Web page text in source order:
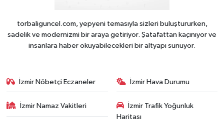
torbaliguncel.com, yepyeni temasıyla sizleri buluştururken,
sadelik ve modernizmi bir araya getiriyor. Şatafattan kaçınıyor ve
insanlara haber okuyabilecekleri bir altyapı sunuyor.
İzmir Nöbetçi Eczaneler İzmir Hava Durumu
İzmir Namaz Vakitleri
İzmir Trafik Yoğunluk
Haritası